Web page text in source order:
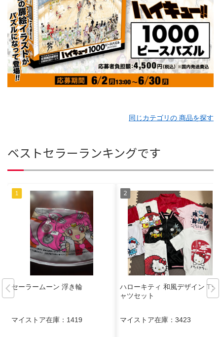
同じカテゴリの 商品を探す
ベストセラーランキングです
セーラームーン 浮き輪
マイストア在庫： 1419
ハローキティ 和風デザイン Tシ
ャツセット
マイストア在庫： 3423